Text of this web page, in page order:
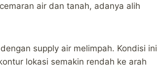
air dan tanah, adanya alih
supply air melimpah. Kondisi ini
lokasi semakin rendah ke arah